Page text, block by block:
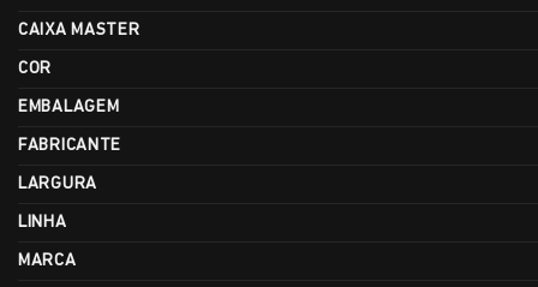
CAIXA MASTER
COR
EMBALAGEM
FABRICANTE
LARGURA
LINHA
MARCA